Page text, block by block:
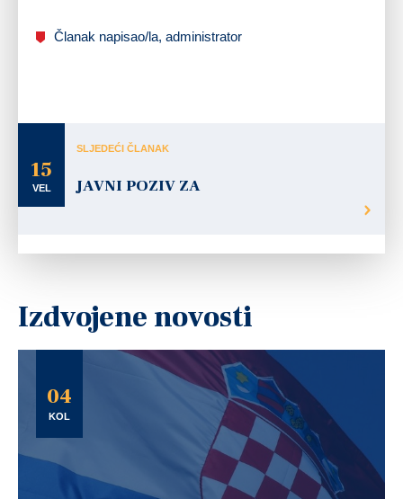
Članak napisao/la, administrator
15
VEL
SLJEDEĆI ČLANAK
JAVNI POZIV ZA
Izdvojene novosti
04
KOL